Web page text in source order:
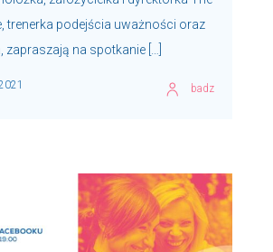
trenerka podejścia uważności oraz
zapraszają na spotkanie […]
badz